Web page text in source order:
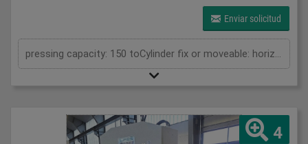
Enviar solicitud
pressing capacity: 150 toCylinder fix or moveable: horizontal moveableStroke: 300 mmDistance between columns: 1070 mmPiston diameter: 280x200 mmWorking speed: 5 mm/sRetraction speed: 10 mm/sLength: 2110 mmWidth: 1000 mmHeight: 2480 mmWeight: 1870 kg
4